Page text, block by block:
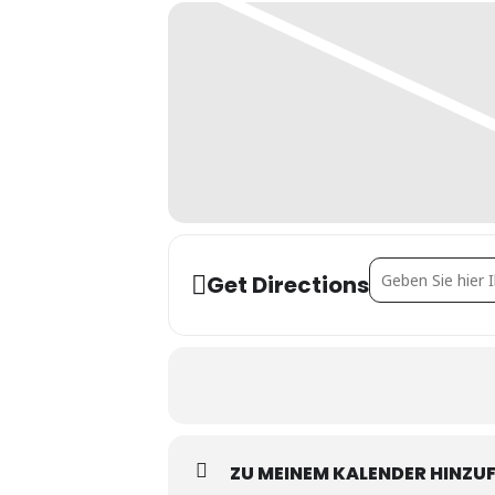
Get DirectionsAddress - SLA
ZU MEINEM KALENDER